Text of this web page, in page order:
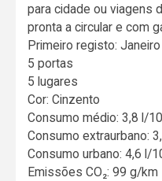
para cidade ou viagens
pronta a circular e com
Primeiro registo:
5 portas
5 lugares
Cor: Cinzento
Consumo médio: 3,8 l/
Consumo extraurbano:
Consumo urbano: 4,6 l/
Emissões CO₂: 99 g/km